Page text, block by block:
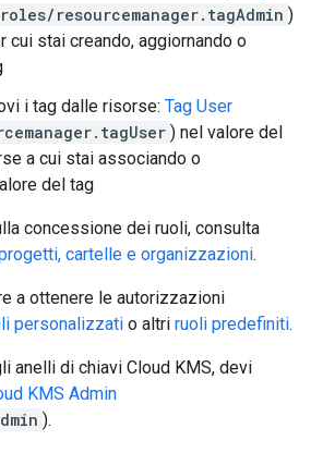
roles/resourcemanager.tagAdmin )
cui stai creando, aggiornando o
i tag dalle risorse: Tag User
) nel valore del
a cui stai associando o
del tag
concessione dei ruoli, consulta
cartelle e organizzazioni.
a ottenere le autorizzazioni
personalizzati o altri ruoli predefiniti.
anelli di chiavi Cloud KMS, devi
KMS Admin
).